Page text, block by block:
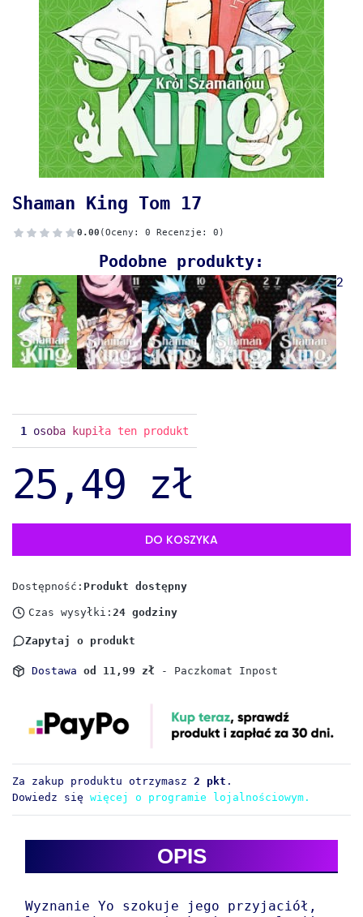
Shaman King Tom 17
0.00 (Oceny: 0 Recenzje: 0)
Podobne produkty:
2
1 osoba kupiła ten produkt
25,49 zł
DO KOSZYKA
Dostępność: Produkt dostępny
Czas wysyłki: 24 godziny
Zapytaj o produkt
Dostawa od 11,99 zł - Paczkomat Inpost
Za zakup produktu otrzymasz 2 pkt .
Dowiedz się więcej o programie lojalnościowym.
OPIS
Wyznanie Yo szokuje jego przyjaciół,